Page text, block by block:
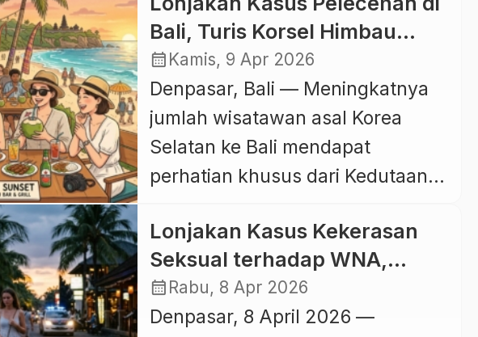
terintegrasi. Residency ini
dirancang sebagai […]
yang kian aktif melakukan
perjalanan ke luar negeri. Sebuah
studi bertajuk Empirical Study of
Indonesian Moslem Travelers to
West Europe on a Group Tour
menyoroti pentingnya
pemahaman terhadap kebutuhan
khususnya saat berkunjung ke
destinasi non-Muslim di […]
Bali, Turis Korsel Himbau
Warganya Waspada Saat
Berwisata ke Bali
calendar_month Kamis, 9 Apr 2026
Denpasar, Bali — Meningkatnya
jumlah wisatawan asal Korea
Selatan ke Bali mendapat
perhatian khusus dari Kedutaan
Melalui pernyataan resmi, pihak
Kedutaan mengapresiasi
tingginya minat warganya
terhadap Pulau Dewata, namun
Lonjakan Kasus Kekerasan
Seksual terhadap WNA,
Alarm Keras bagi Keamanan
Pariwisata Bali
calendar_month Rabu, 8 Apr 2026
Denpasar, 8 April 2026 —